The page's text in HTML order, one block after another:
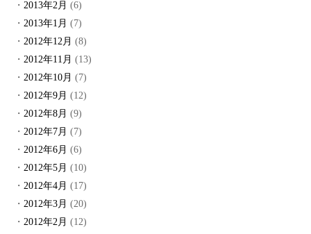
2013年2月 (6)
2013年1月 (7)
2012年12月 (8)
2012年11月 (13)
2012年10月 (7)
2012年9月 (12)
2012年8月 (9)
2012年7月 (7)
2012年6月 (6)
2012年5月 (10)
2012年4月 (17)
2012年3月 (20)
2012年2月 (12)